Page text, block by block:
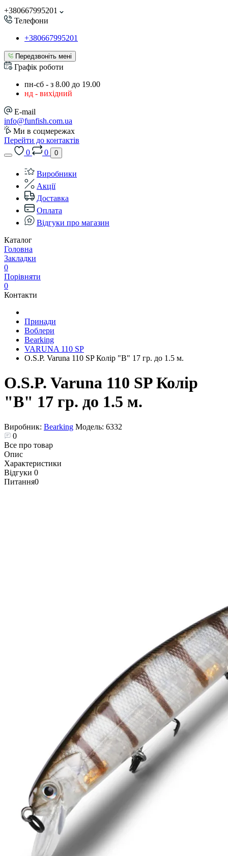
+380667995201
Телефони
+380667995201
Передзвоніть мені
Графік роботи
пн-сб - з 8.00 до 19.00
нд - вихідний
E-mail
info@funfish.com.ua
Ми в соцмережах
Перейти до контактів
0
0 0
Виробники
Акції
Доставка
Оплата
Відгуки про магазин
Каталог
Головна
Закладки
0
Порівняти
0
Контакти
Принади
Воблери
Bearking
VARUNA 110 SP
O.S.P. Varuna 110 SP Колір "B" 17 гр. до 1.5 м.
O.S.P. Varuna 110 SP Колір
"B" 17 гр. до 1.5 м.
Виробник: Bearking Модель: 6332
0
Все про товар
Опис
Характеристики
Відгуки 0
Питання0